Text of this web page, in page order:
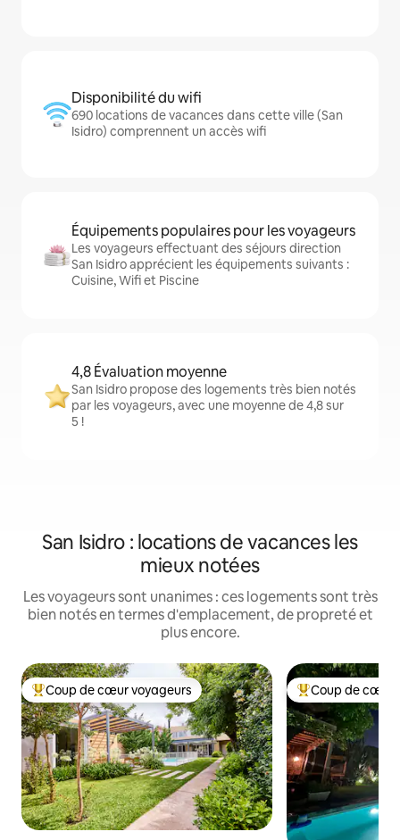
Disponibilité du wifi
690 locations de vacances dans cette ville (San
Isidro) comprennent un accès wifi
Équipements populaires pour les voyageurs
Les voyageurs effectuant des séjours direction
San Isidro apprécient les équipements suivants :
Cuisine, Wifi et Piscine
4,8 Évaluation moyenne
San Isidro propose des logements très bien notés
par les voyageurs, avec une moyenne de 4,8 sur
5 !
San Isidro : locations de vacances les
mieux notées
Les voyageurs sont unanimes : ces logements sont très
bien notés en termes d'emplacement, de propreté et
plus encore.
Coups de cœur voyageurs les plus appréciés
Coup de cœur voyageurs Coups de cœur
Coup de cœur